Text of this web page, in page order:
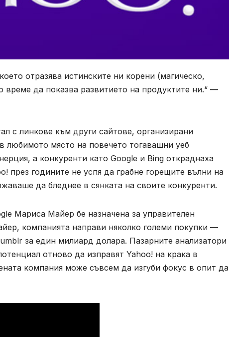
отразява истинските ни корени (магическо,
да показва развитието на продуктите ни.“ —
с линкове към други сайтове, организирани
любимото място на повечето тогавашни уеб
а конкуренти като Google и Bing откраднаха
през годините не успя да грабне горещите вълни на
да бледнее в сянката на своите конкуренти.
Мариса Майер бе назначена за управителен
компанията направи няколко големи покупки —
за един милиард долара. Пазарните анализатори
отново да изправят Yahoo! на крака в
компания може съвсем да изгуби фокус в опит да